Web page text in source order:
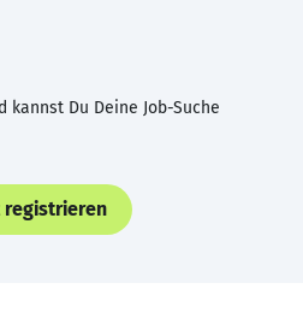
Du Deine Job-Suche
registrieren